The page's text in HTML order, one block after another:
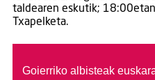
taldearen eskutik; 18:00etan
Txapelketa.
Goierriko albisteak